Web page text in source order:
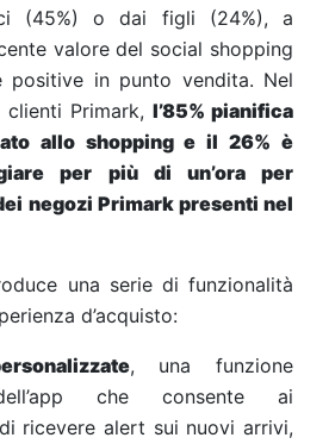
(45%) o dai figli (24%), a
valore del social shopping
positive in punto vendita. Nel
Primark, l’85% pianifica
allo shopping e il 26% è
per più di un’ora per
negozi Primark presenti nel
una serie di funzionalità
d’acquisto:
, una funzione
che consente ai
ricevere alert sui nuovi arrivi,